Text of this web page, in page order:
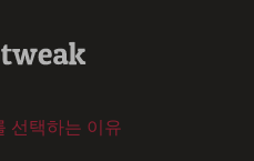
선택하는 이유